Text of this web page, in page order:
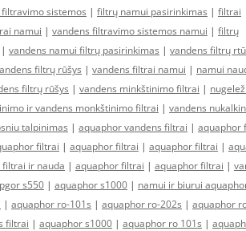
sistemos | filtrų namui pasirinkimas | filtrai
namui | vandens filtravimo sistemos namui | filtrų
| vandens namui filtrų pasirinkimas | vandens filtrų
filtrų rūšys | vandens filtrai namui | namui
filtrų rūšys | vandens minkštinimo filtrai |
ir vandens monkštinimo filtrai | vandens
talpinimas | aquaphor vandens filtrai | aquaphor
filtrai | aquaphor filtrai | aquaphor filtrai |
ir nauda | aquaphor filtrai | aquaphor filtrai |
s550 | aquaphor s1000 | namui ir biurui
| aquaphor ro-101s | aquaphor ro-202s | aquaphor
filtrai | aquaphor s1000 | aquaphor ro 101s |